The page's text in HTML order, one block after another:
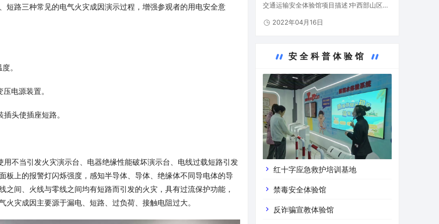
短路三种常见的电气火灾成因演示过程，增强参观者的用电安全意
。
电源装置。
头使插座短路。
不当引发火灾演示台、电器绝缘性能破坏演示台、电线过载短路引发
板上的报警灯闪烁强度，感知半导体、导体、绝缘体不同导电体的导
间、火线与零线之间均有短路而引发的火灾，具有过流保护功能，
灾成因主要源于漏电、短路、过负荷、接触电阻过大。
交通运输安全体验馆项目描述∶中西部山区地
部、贵州市人民政府共创的西部地区第一个
2022年04月16日
安全科普体验馆
红十字应急救护培训基地
禁毒安全体验馆
反诈骗宣教体验馆